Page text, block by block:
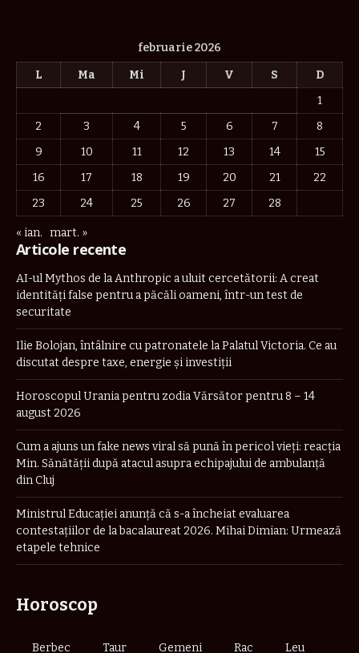
februarie 2026
L
Ma Mi J V S
D
1
2
3 4 5 6 7
8
9
10 11 12 13 14
15
16
17 18 19 20 21
22
23
24 25 26 27 28
« ian. mart. »
Articole recente
AI-ul Mythos de la Anthropic a uluit cercetătorii: A creat
identități false pentru a păcăli oameni, într-un test de
securitate
Ilie Bolojan, întâlnire cu patronatele la Palatul Victoria. Ce au
discutat despre taxe, energie și investiții
Horoscopul Urania pentru zodia Vărsător pentru 8 – 14
august 2026
Cum a ajuns un fake news viral să pună în pericol vieți: reacția
Min. Sănătății după atacul asupra echipajului de ambulanță
din Cluj
Ministrul Educației anunță că s-a încheiat evaluarea
contestațiilor de la bacalaureat 2026. Mihai Dimian: Urmează
etapele tehnice
Horoscop
Berbec Taur Gemeni Rac Leu